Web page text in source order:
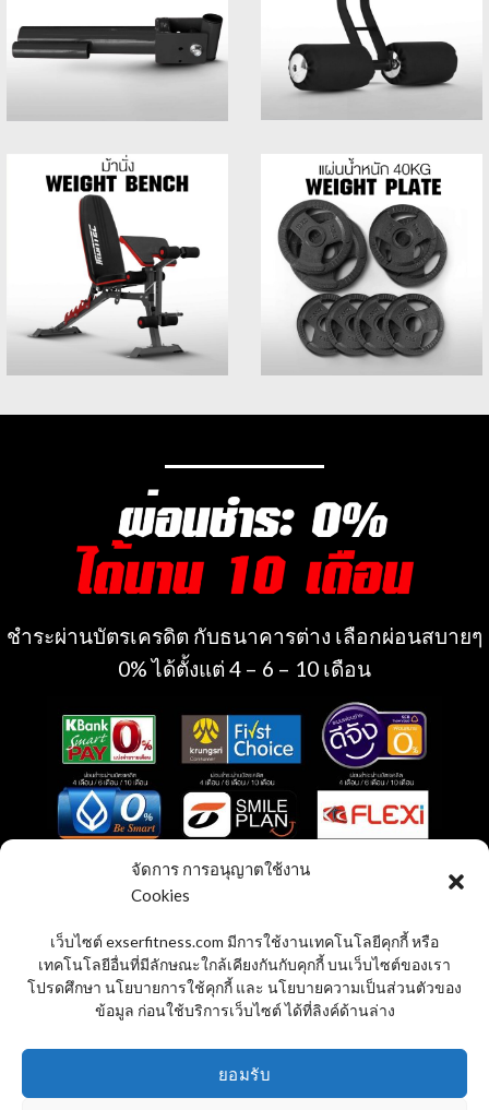
จัดการ การอนุญาตใช้งาน
Cookies
เว็บไซต์ exserfitness.com มีการใช้งานเทคโนโลยีคุกกี้ หรือ
เทคโนโลยีอื่นที่มีลักษณะใกล้เคียงกันกับคุกกี้ บนเว็บไซต์ของเรา
โปรดศึกษา นโยบายการใช้คุกกี้ และ นโยบายความเป็นส่วนตัวของ
ข้อมูล ก่อนใช้บริการเว็บไซต์ ได้ที่ลิงค์ด้านล่าง
ยอมรับ
ชำระผ่านบัตรเครดิต กับธนาคารต่าง เลือกผ่อนสบายๆ
0% ได้ตั้งแต่ 4 – 6 – 10 เดือน
สั่งซื้อ ชำระเงินออนไลน์
แชทกับเจ้าหน้าที่